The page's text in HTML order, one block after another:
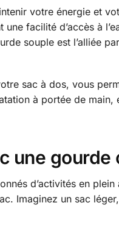
votre énergie et
facilité d’accès à
souple est l’alliée
sac à dos, vous
à portée de
une gourde
d’activités en plein
Imaginez un sac